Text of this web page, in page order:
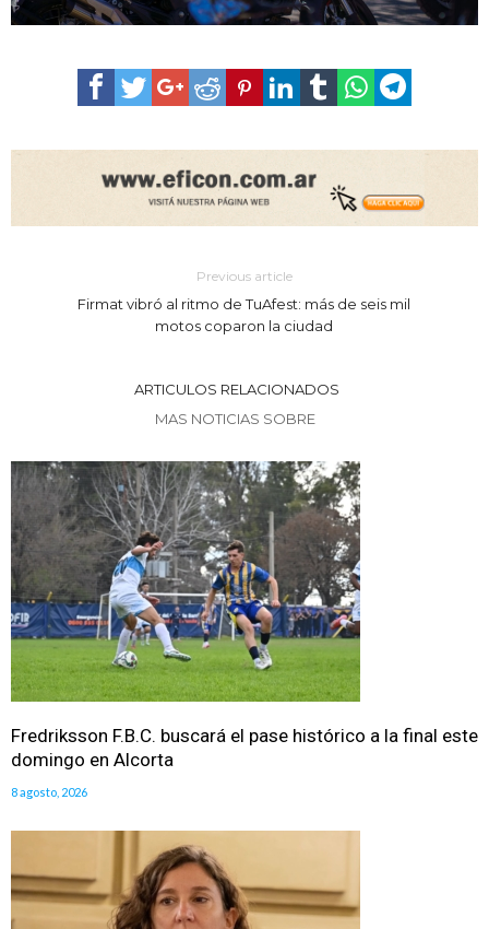
Previous article
Firmat vibró al ritmo de TuAfest: más de seis mil
motos coparon la ciudad
ARTICULOS RELACIONADOS
MAS NOTICIAS SOBRE
Fredriksson F.B.C. buscará el pase histórico a la final este
domingo en Alcorta
8 agosto, 2026